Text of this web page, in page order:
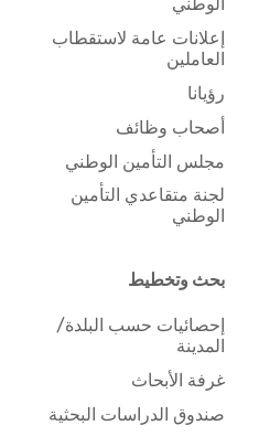
الوطني
إعلانات عامة لاستقطاب
العاملين
رؤيانا
أصحاب وظائف
مجلس التأمين الوطني
لجنة متقاعدي التأمين
الوطني
بحث وتخطيط
إحصائيات حسب البلدة/
المدينة
غرفة الأبحاث
صندوق الدراسات البحثية